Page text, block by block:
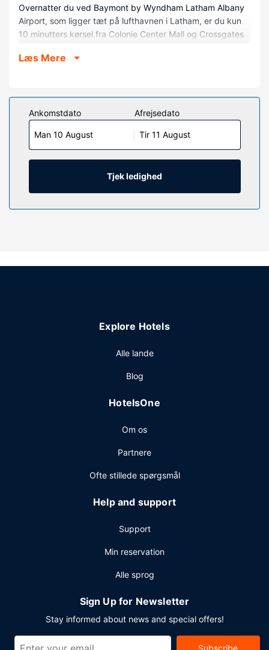
Overnatter du ved Baymont by Wyndham Latham Albany
Airport, som ligger tæt på lufthavnen i Latham, er du kun
10 minutters kørsel fra Colonie Center Mall og Crossgates
14,5 km fra Rivers Casino & Resort.
Føl dig hjemme i et af de 96 aircondition-afkølede
værelser, der indeholder mikrobølgeovn og fladskærms-tv.
Med gratis Wi-Fi kan du altid komme på nettet, og
kabelkanaler sørger for underholdningen. Værelset har et
privat badeværelse med en kombination af
bruser/badekar samt gratis toiletartikler og hårtørrer.
Faciliteter inkluderer skriveborde og kaffe-/temaskiner,
samt telefoner med gratis lokalopkald.
Ejendomsfacilitet
Gæsterne har blandt andet adgang til en døgnåben
fællesarealer. Lufthavnstransport tur-retur er gratis (efter
Læs Mere
Ankomstdato
Man 10 August
Afrejsedato
Tir 11 August
Tjek ledighed
Explore Hotels
Alle lande
Blog
HotelsOne
Om os
Partnere
Ofte stillede spørgsmål
Help and support
Support
Min reservation
Alle sprog
Sign Up for Newsletter
Stay informed about news and special offers!
Subscribe